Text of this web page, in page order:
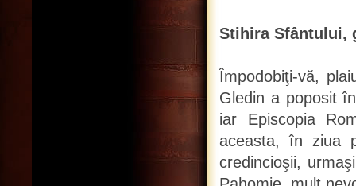
Stihira Sfântului,
Împodobiţi-vă,
Gledin a poposit
iar Episcopia
aceasta, în ziua
credincioşii,